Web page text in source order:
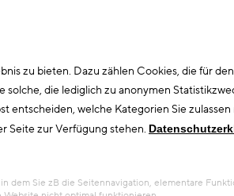
zu bieten. Dazu zählen Cookies, die für
die lediglich zu anonymen
welche Kategorien Sie
Seite zur Verfügung stehen.
dem Sie zB die Seitennavigation, elementare